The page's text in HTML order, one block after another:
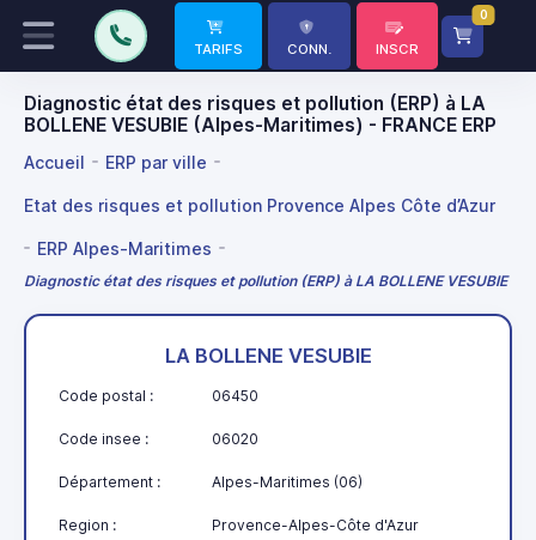
TARIFS CONN. INSCR
0
Diagnostic état des risques et pollution (ERP) à LA
BOLLENE VESUBIE (Alpes-Maritimes) - FRANCE ERP
Accueil ERP par ville
Etat des risques et pollution Provence Alpes Côte d’Azur
ERP Alpes-Maritimes
Diagnostic état des risques et pollution (ERP) à LA BOLLENE VESUBIE
LA BOLLENE VESUBIE
Code postal : 06450
Code insee : 06020
Département : Alpes-Maritimes (06)
Region : Provence-Alpes-Côte d'Azur